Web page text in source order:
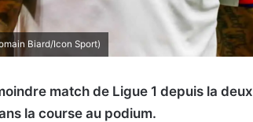
Biard/Icon Sport)
match de Ligue 1 depuis la
la course au podium.